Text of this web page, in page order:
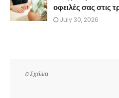
οφειλές σας στις
July 30, 2026
0 Σχόλια